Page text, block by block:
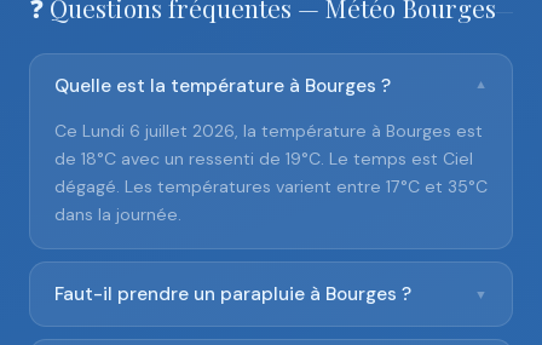
❓ Questions fréquentes — Météo Bourges
Quelle est la température à Bourges ? ▼
Ce Lundi 6 juillet 2026, la température à Bourges est
de 18°C avec un ressenti de 19°C. Le temps est Ciel
dégagé. Les températures varient entre 17°C et 35°C
dans la journée.
Faut-il prendre un parapluie à Bourges ? ▼